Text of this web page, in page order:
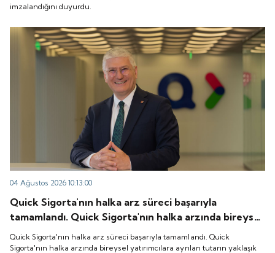
imzalandığını duyurdu.
04 Ağustos 2026 10:13:00
Quick Sigorta'nın halka arz süreci başarıyla
tamamlandı. Quick Sigorta'nın halka arzında bireysel
yatırımcılara ayrılan tutarın yaklaşık 1,31 katı ve yurt
içi kurumsal yatırımcılara ayrılan tutarın ise 1,07 katı
Quick Sigorta'nın halka arz süreci başarıyla tamamlandı. Quick
Sigorta'nın halka arzında bireysel yatırımcılara ayrılan tutarın yaklaşık